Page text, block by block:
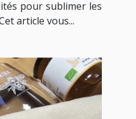
pour sublimer les
article vous...